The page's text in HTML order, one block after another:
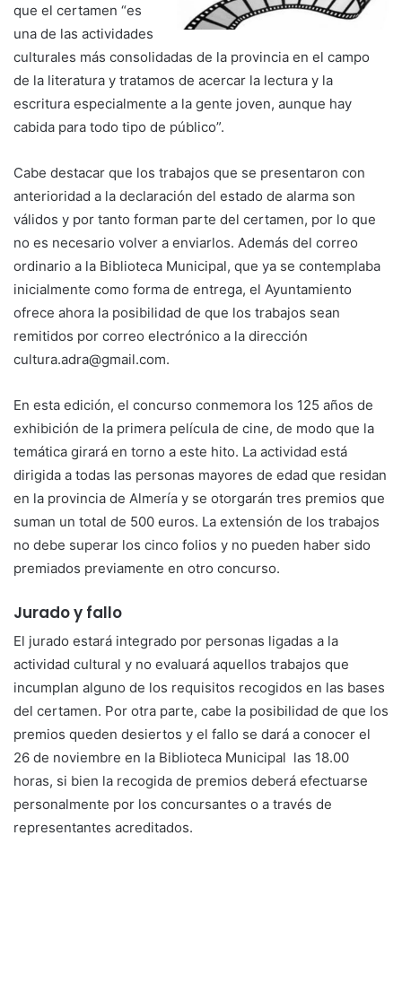
que el certamen “es
una de las actividades
culturales más consolidadas de la provincia en el campo
de la literatura y tratamos de acercar la lectura y la
escritura especialmente a la gente joven, aunque hay
cabida para todo tipo de público”.
Cabe destacar que los trabajos que se presentaron con
anterioridad a la declaración del estado de alarma son
válidos y por tanto forman parte del certamen, por lo que
no es necesario volver a enviarlos. Además del correo
ordinario a la Biblioteca Municipal, que ya se contemplaba
inicialmente como forma de entrega, el Ayuntamiento
ofrece ahora la posibilidad de que los trabajos sean
remitidos por correo electrónico a la dirección
cultura.adra@gmail.com.
En esta edición, el concurso conmemora los 125 años de
exhibición de la primera película de cine, de modo que la
temática girará en torno a este hito. La actividad está
dirigida a todas las personas mayores de edad que residan
en la provincia de Almería y se otorgarán tres premios que
suman un total de 500 euros. La extensión de los trabajos
no debe superar los cinco folios y no pueden haber sido
premiados previamente en otro concurso.
Jurado y fallo
El jurado estará integrado por personas ligadas a la
actividad cultural y no evaluará aquellos trabajos que
incumplan alguno de los requisitos recogidos en las bases
del certamen. Por otra parte, cabe la posibilidad de que los
premios queden desiertos y el fallo se dará a conocer el
26 de noviembre en la Biblioteca Municipal las 18.00
horas, si bien la recogida de premios deberá efectuarse
personalmente por los concursantes o a través de
representantes acreditados.